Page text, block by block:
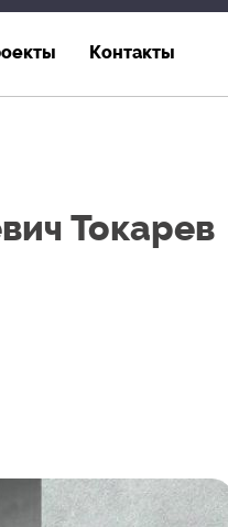
Контакты
Токарев